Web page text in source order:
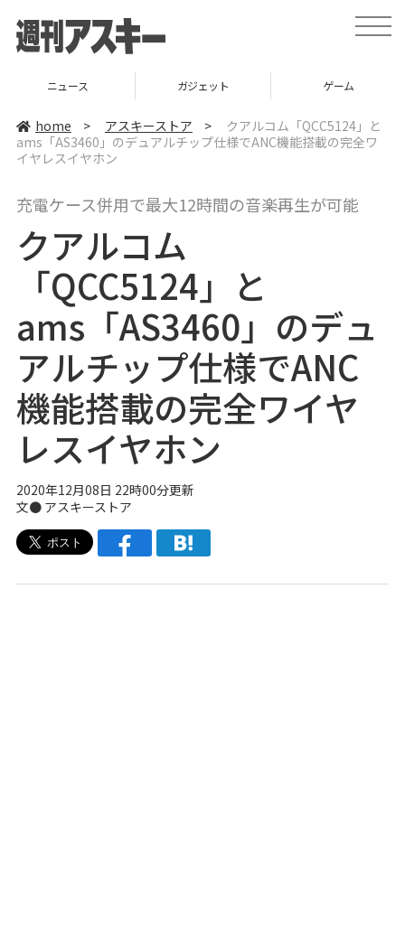
t
o
v
i
ニュース ガジェット ゲーム
home > アスキーストア >
クアルコム「QCC5124」と
ams「AS3460」のデュアルチップ仕様でANC機能搭載の完全ワ
イヤレスイヤホン
充電ケース併用で最大12時間の音楽再生が可能
クアルコム
「QCC5124」と
ams「AS3460」のデュ
アルチップ仕様でANC
機能搭載の完全ワイヤ
レスイヤホン
2020年12月08日 22時00分更新
文● アスキーストア